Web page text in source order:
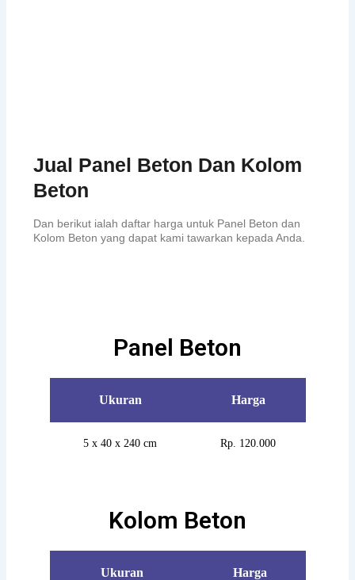
Jual Panel Beton Dan Kolom
Beton
Dan berikut ialah daftar harga untuk Panel Beton dan
Kolom Beton yang dapat kami tawarkan kepada Anda.
Panel Beton
Ukuran Harga
5 x 40 x 240 cm Rp. 120.000
Kolom Beton
Ukuran Harga